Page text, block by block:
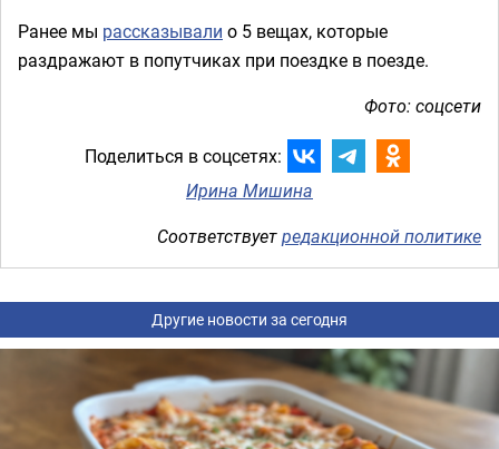
Ранее мы рассказывали о 5 вещах, которые
раздражают в попутчиках при поездке в поезде.
Фото: соцсети
Поделиться в соцсетях:
Ирина Мишина
Соответствуетредакционной политике
Другие новости за сегодня